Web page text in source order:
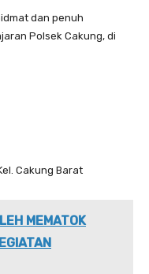
dan penuh
Polsek Cakung, di
Cakung Barat
MEMATOK